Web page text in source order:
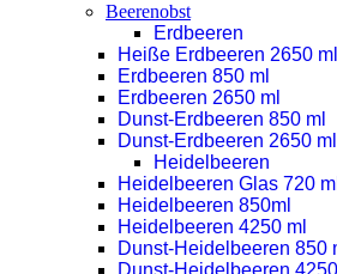
Beerenobst
Erdbeeren
Heiße Erdbeeren 2650 ml
Erdbeeren 850 ml
Erdbeeren 2650 ml
Dunst-Erdbeeren 850 ml
Dunst-Erdbeeren 2650 ml
Heidelbeeren
Heidelbeeren Glas 720 ml
Heidelbeeren 850ml
Heidelbeeren 4250 ml
Dunst-Heidelbeeren 850
Dunst-Heidelbeeren 4250